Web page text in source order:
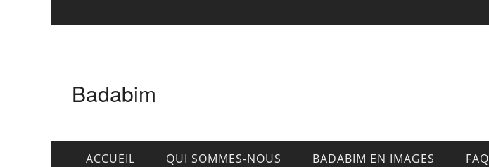
Badabim
ACCUEIL QUI SOMMES-NOUS BADABIM EN IMAGES FAQ